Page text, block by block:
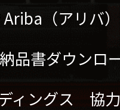
Ariba（アリバ
品書ダウンロ
ィングス 協